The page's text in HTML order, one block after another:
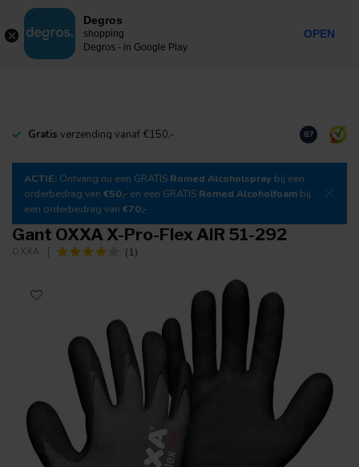
MENU
Gratis verzending vanaf €150,- Téléchargez
8.7
ACTIE: Ontvang nu een GRATIS Romed Alcoholspray bij een
orderbedrag van €50,- en een GRATIS Romed Alcoholfoam bij
een orderbedrag van €70,-
Gant OXXA X-Pro-Flex AIR 51-292
OXXA (1)
Degros
shopping
Degros - in Google Play
OPEN